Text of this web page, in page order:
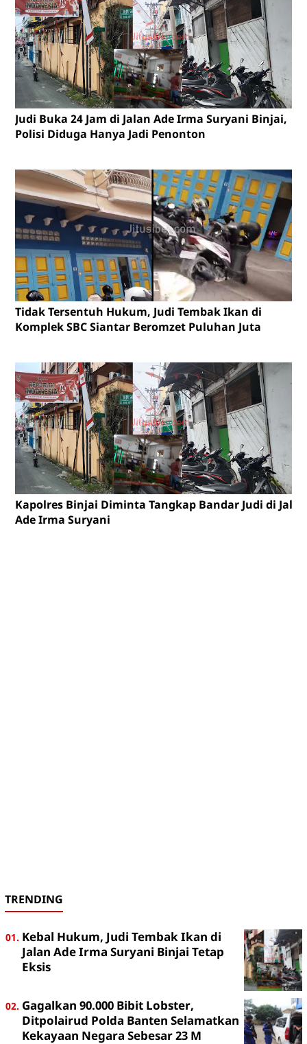
Judi Buka 24 Jam di Jalan Ade Irma Suryani Binjai,
Polisi Diduga Hanya Jadi Penonton
Tidak Tersentuh Hukum, Judi Tembak Ikan di
Komplek SBC Siantar Beromzet Puluhan Juta
Kapolres Binjai Diminta Tangkap Bandar Judi di Jalan
Ade Irma Suryani
TRENDING
Kebal Hukum, Judi Tembak Ikan di
Jalan Ade Irma Suryani Binjai Tetap
Eksis
Gagalkan 90.000 Bibit Lobster,
Ditpolairud Polda Banten Selamatkan
Kekayaan Negara Sebesar 23 M